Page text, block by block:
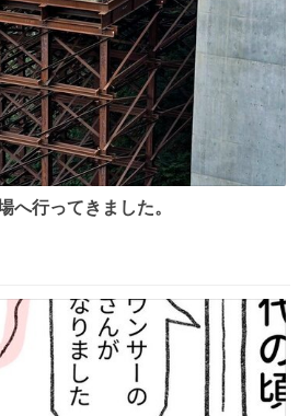
へ行ってきました。